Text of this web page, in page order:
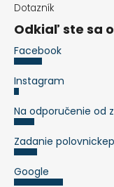
Dotazník
Odkiaľ ste sa
Facebook
Instagram
Na odporučenie od
Zadanie
Google